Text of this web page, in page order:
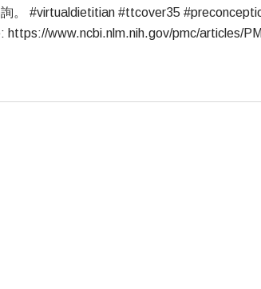
。 #virtualdietitian #ttcover35
https://www.ncbi.nlm.nih.gov/pmc/articles/